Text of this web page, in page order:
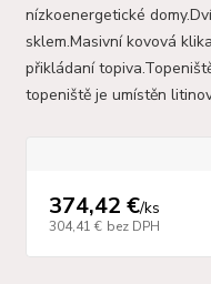
nízkoenergetické
sklem.Masivní kovová
přikládaní
topeniště je umístěn
374,42 €/ks
304,41 € bez DPH